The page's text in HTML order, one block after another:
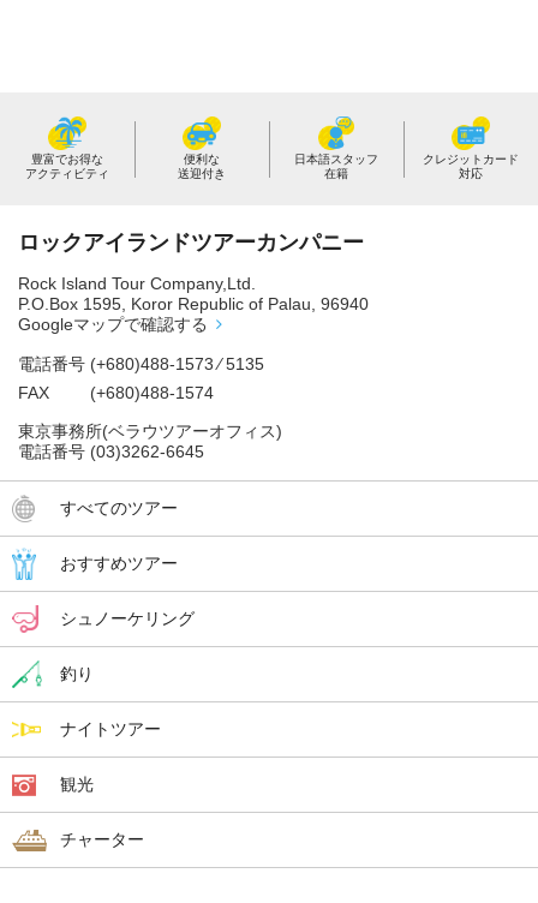
豊富でお得な
アクティビティ
便利な
送迎付き
日本語スタッフ
在籍
クレジットカード
対応
ロックアイランドツアーカンパニー
Rock Island Tour Company,Ltd.
P.O.Box 1595, Koror Republic of Palau, 96940
Googleマップで確認する
電話番号 (+680)488-1573 ⁄ 5135
FAX
(+680)488-1574
東京事務所(ベラウツアーオフィス)
電話番号 (03)3262-6645
すべてのツアー
おすすめツアー
シュノーケリング
釣り
ナイトツアー
観光
チャーター